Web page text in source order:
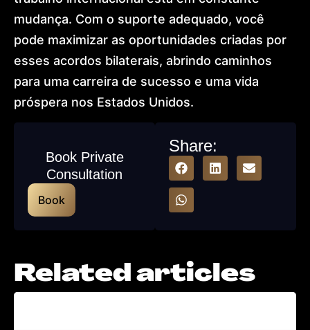
Book Private
Consultation
Book
Share:
mudança. Com o suporte adequado, você
pode maximizar as oportunidades criadas por
esses acordos bilaterais, abrindo caminhos
para uma carreira de sucesso e uma vida
próspera nos Estados Unidos.
Related articles